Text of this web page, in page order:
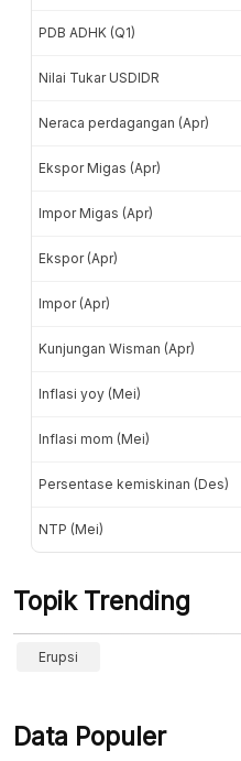
PDB ADHK (Q1)
Nilai Tukar USDIDR
Neraca perdagangan (Apr)
Ekspor Migas (Apr)
Impor Migas (Apr)
Ekspor (Apr)
Impor (Apr)
Kunjungan Wisman (Apr)
Inflasi yoy (Mei)
Inflasi mom (Mei)
Persentase kemiskinan (Des)
NTP (Mei)
Topik Trending
Erupsi
Data Populer